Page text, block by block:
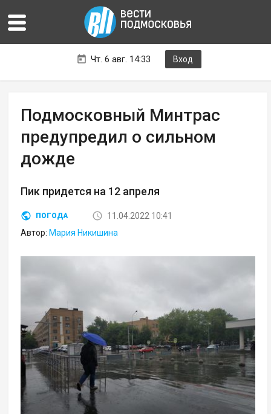
Чт. 6 авг. 14:33 Вход
Подмосковный Минтрас
предупредил о сильном
дожде
Пик придется на 12 апреля
ПОГОДА
11.04.2022 10:41
Автор: Мария Никишина